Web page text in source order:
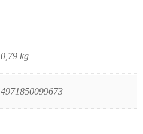
0,79 kg
4971850099673